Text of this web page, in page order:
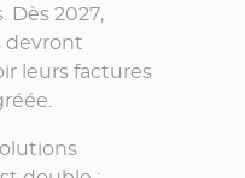
Dès 2027,
devront
leurs factures